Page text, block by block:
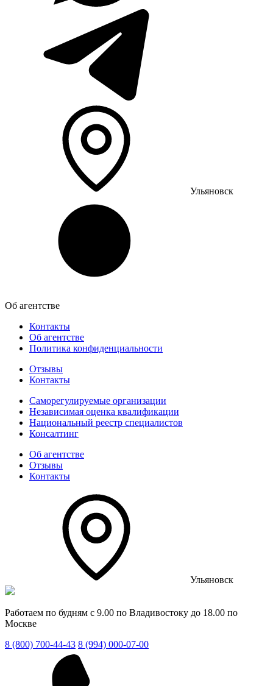
Ульяновск
Об агентстве
Контакты
Об агентстве
Политика конфиденциальности
Отзывы
Контакты
Саморегулируемые организации
Независимая оценка квалификации
Национальный реестр специалистов
Консалтинг
Об агентстве
Отзывы
Контакты
Ульяновск
Работаем по будням с 9.00 по Владивостоку до 18.00 по
Москве
8 (800) 700-44-43 8 (994) 000-07-00